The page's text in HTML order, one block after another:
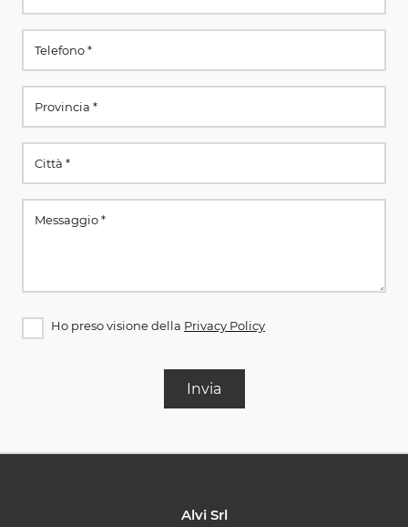
Ho preso visione della Privacy Policy
Invia
Alvi Srl